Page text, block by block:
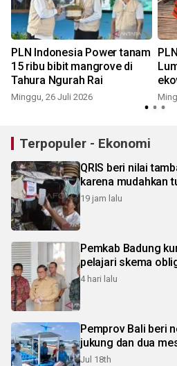
PLN Indonesia Power tanam
15 ribu bibit mangrove di
Tahura Ngurah Rai
Minggu, 26 Juli 2026
Terpopuler - Ekonomi
QRIS beri nilai
karena mudahkan
19 jam lalu
Pemkab Badung
pelajari skema
4 hari lalu
Pemprov Bali beri
jukung dan dua
Jul 18th